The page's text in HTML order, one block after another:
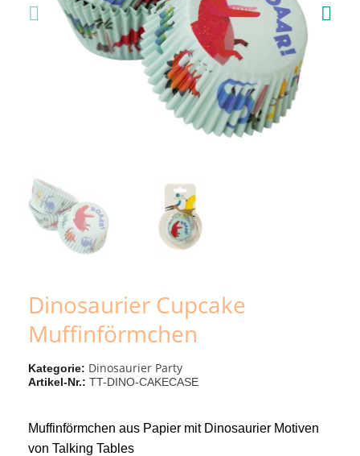
Dinosaurier Cupcake
Muffinförmchen
Kategorie Dinosaurier Party
Artikel-Nr. TT-DINO-CAKECASE
Muffinförmchen aus Papier mit Dinosaurier Motiven
von Talking Tables